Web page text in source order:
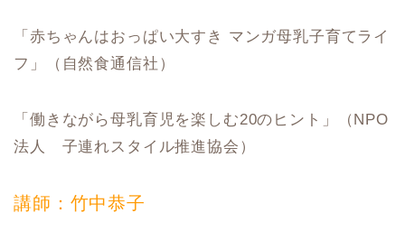
「赤ちゃんはおっぱい大すき マンガ母乳子育てライ
フ」（自然食通信社）
「働きながら母乳育児を楽しむ20のヒント」（NPO
法人 子連れスタイル推進協会）
講師：竹中恭子